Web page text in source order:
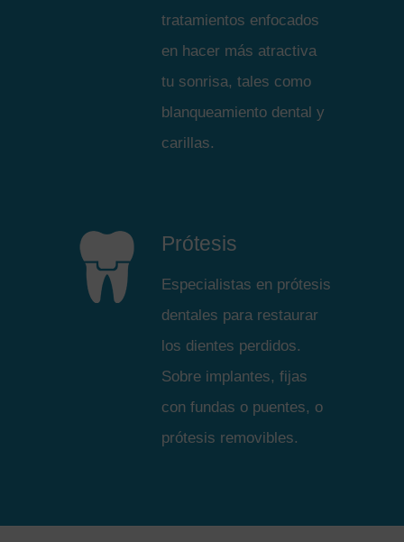
tratamientos enfocados
en hacer más atractiva
tu sonrisa, tales como
blanqueamiento dental y
carillas.
Prótesis
Especialistas en prótesis
dentales para restaurar
los dientes perdidos.
Sobre implantes, fijas
con fundas o puentes, o
prótesis removibles.